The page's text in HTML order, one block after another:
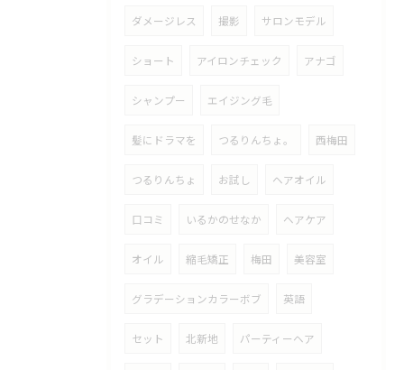
ダメージレス 撮影 サロンモデル
ショート アイロンチェック アナゴ
シャンプー エイジング毛
髪にドラマを つるりんちょ。 西梅田
つるりんちょ お試し ヘアオイル
口コミ いるかのせなか ヘアケア
オイル 縮毛矯正 梅田 美容室
グラデーションカラーボブ 英語
セット 北新地 パーティーヘア